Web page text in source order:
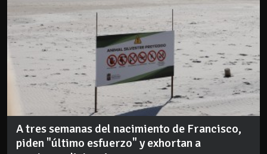
A tres semanas del nacimiento de Francisco,
piden "último esfuerzo" y exhortan a